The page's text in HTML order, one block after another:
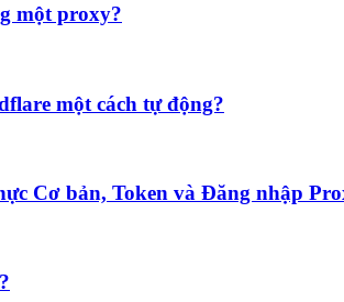
một proxy?
một cách tự động?
Cơ bản, Token và Đăng nhập